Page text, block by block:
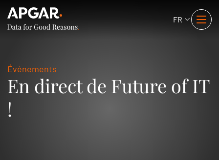
FR
Événements
En direct de Future of IT
!